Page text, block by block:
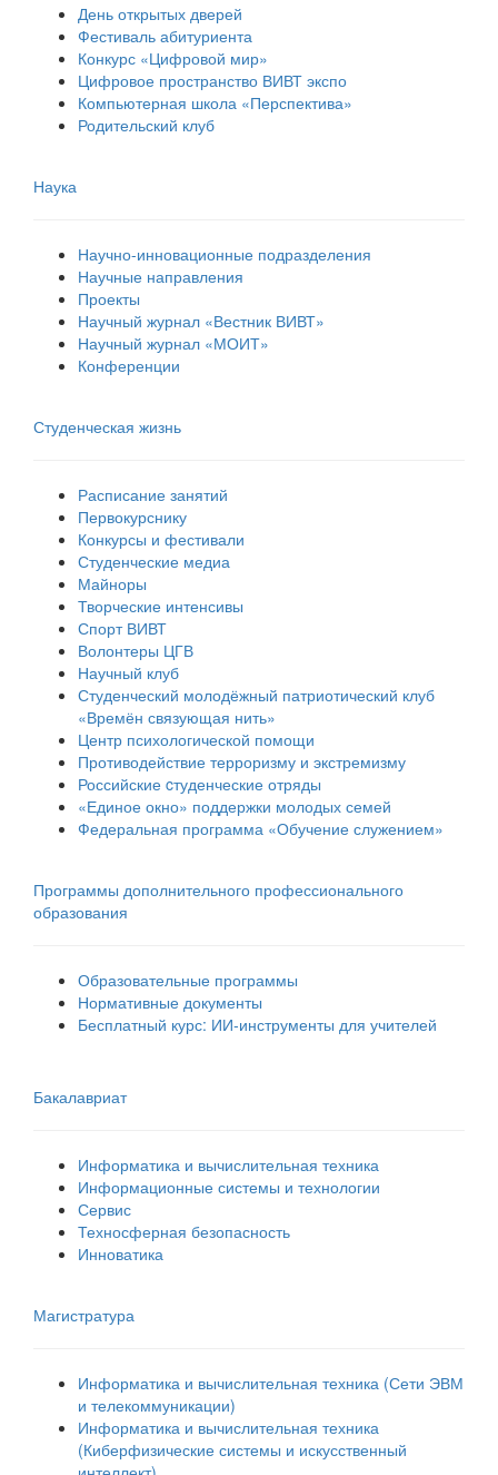
День открытых дверей
Фестиваль абитуриента
Конкурс «Цифровой мир»
Цифровое пространство ВИВТ экспо
Компьютерная школа «Перспектива»
Родительский клуб
Наука
Научно-инновационные подразделения
Научные направления
Проекты
Научный журнал «Вестник ВИВТ»
Научный журнал «МОИТ»
Конференции
Студенческая жизнь
Расписание занятий
Первокурснику
Конкурсы и фестивали
Студенческие медиа
Майноры
Творческие интенсивы
Спорт ВИВТ
Волонтеры ЦГВ
Научный клуб
Студенческий молодёжный патриотический клуб
«Времён связующая нить»
Центр психологической помощи
Противодействие терроризму и экстремизму
Российские cтуденческие отряды
«Единое окно» поддержки молодых семей
Федеральная программа «Обучение служением»
Программы дополнительного профессионального
образования
Образовательные программы
Нормативные документы
Бесплатный курс: ИИ‑инструменты для учителей
Бакалавриат
Информатика и вычислительная техника
Информационные системы и технологии
Сервис
Техносферная безопасность
Инноватика
Магистратура
Информатика и вычислительная техника (Сети ЭВМ
и телекоммуникации)
Информатика и вычислительная техника
(Киберфизические системы и искусственный